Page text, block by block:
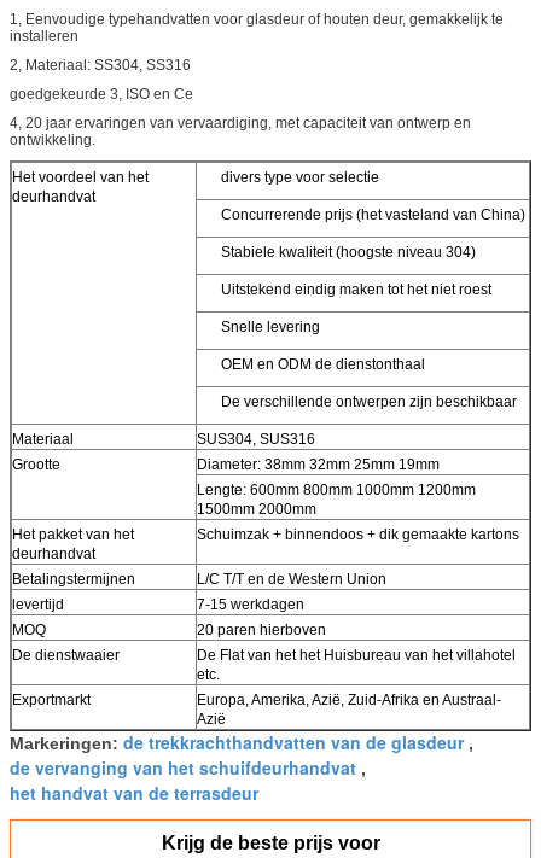
1, Eenvoudige typehandvatten voor glasdeur of houten deur, gemakkelijk te
installeren
2, Materiaal: SS304, SS316
goedgekeurde 3, ISO en Ce
4, 20 jaar ervaringen van vervaardiging, met capaciteit van ontwerp en
ontwikkeling.
Het voordeel van het
deurhandvat
divers type voor selectie
Concurrerende prijs (het vasteland van China)
Stabiele kwaliteit (hoogste niveau 304)
Uitstekend eindig maken tot het niet roest
Snelle levering
OEM en ODM de dienstonthaal
De verschillende ontwerpen zijn beschikbaar
Materiaal
SUS304, SUS316
Grootte
Diameter: 38mm 32mm 25mm 19mm
Lengte: 600mm 800mm 1000mm 1200mm
1500mm 2000mm
Het pakket van het
deurhandvat
Schuimzak + binnendoos + dik gemaakte kartons
Betalingstermijnen
L/C T/T en de Western Union
levertijd
7-15 werkdagen
MOQ
20 paren hierboven
De dienstwaaier
De Flat van het het Huisbureau van het villahotel
etc.
Exportmarkt
Europa, Amerika, Azië, Zuid-Afrika en Austraal-
Azië
Markeringen: de trekkrachthandvatten van de glasdeur,
de vervanging van het schuifdeurhandvat ,
het handvat van de terrasdeur
Krijg de beste prijs voor